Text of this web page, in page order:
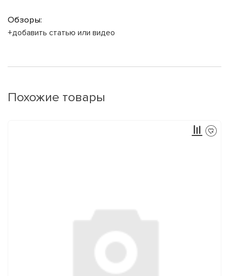
Обзоры:
+добавить статью или видео
Похожие товары